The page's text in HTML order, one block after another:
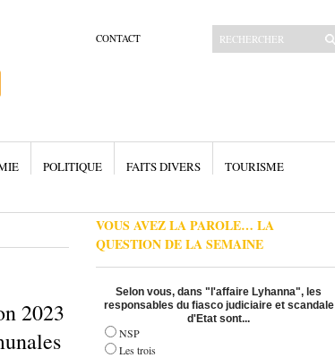
CONTACT
POLITIQUE FAITS DIVERS TOURISME
2023
VOUS AVEZ LA PAROLE… LA
QUESTION DE LA SEMAINE
Selon vous, dans "l'affaire Lyhanna", les
responsables du fiasco judiciaire et scandale
d'Etat sont...
NSP
Les trois